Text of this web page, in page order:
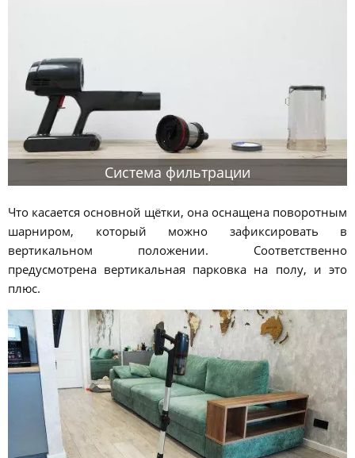
Система фильтрации
Что касается основной щётки, она оснащена поворотным
шарниром, который можно зафиксировать в
вертикальном положении. Соответственно
предусмотрена вертикальная парковка на полу, и это
плюс.